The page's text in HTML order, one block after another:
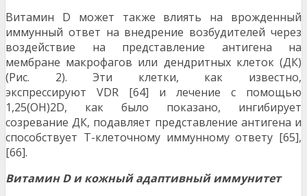
Витамин D может также влиять на врожденный
иммунный ответ на внедрение возбудителей через
воздействие на представление антигена на
мембране макрофагов или дендритных клеток (ДК)
(Рис. 2). Эти клетки, как известно,
экспрессируют VDR [64] и лечение с помощью
1,25(OH)2D, как было показано, ингибирует
созревание ДК, подавляет представление антигена и
способствует Т-клеточному иммунному ответу [65],
[66].
Витамин D и кожный адаптивный иммунитет